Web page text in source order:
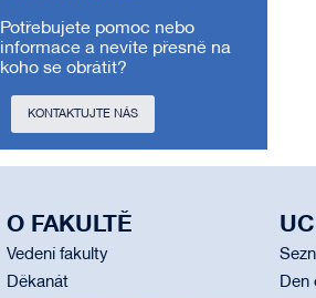
Potřebujete pomoc nebo
informace a nevíte přesně na
koho se obrátit?
KONTAKTUJTE NÁS
O FAKULTĚ
Vedení fakulty
Děkanát
Den